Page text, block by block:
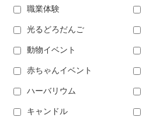
職業体験
光るどろだんご
動物イベント
赤ちゃんイベント
ハーバリウム
キャンドル